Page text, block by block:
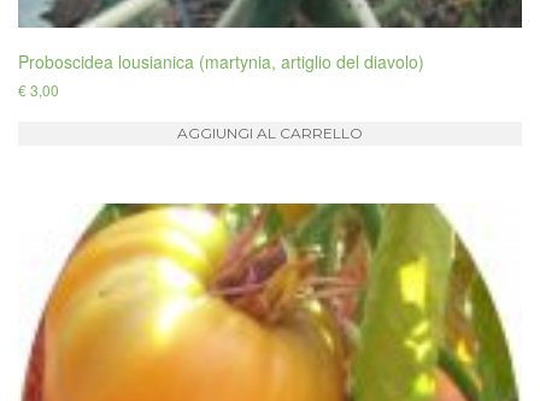
Proboscidea lousianica (martynia, artiglio del diavolo)
€3,00
AGGIUNGI AL CARRELLO